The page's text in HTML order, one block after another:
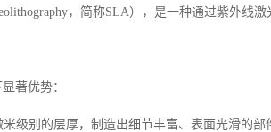
，简称SLA），是一种通过紫外线
著优势：
级别的层厚，制造出细节丰富、表面光滑的